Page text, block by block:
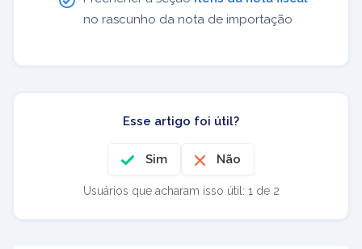
no rascunho da nota de importação
Esse artigo foi útil?
Sim Não
Usuários que acharam isso útil: 1 de 2